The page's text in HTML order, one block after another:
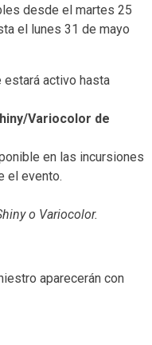
desde el martes 25
el lunes 31 de mayo
estará activo hasta
Variocolor de
en las incursiones
el evento.
o Variocolor.
aparecerán con